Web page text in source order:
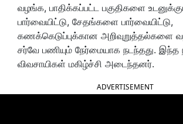
வழங்க, பாதிக்கப்பட்ட பகுதிகளை
பார்வையிட்டு, சேதங்களை பார்வையிட்டு,
கணக்கெடுப்புக்கான அறிவுறுத்தல்களை
சர்வே பணியும் நேர்மையாக நடந்தது. இந்த
விவசாயிகள் மகிழ்ச்சி அடைந்தனர்.
ADVERTISEMENT